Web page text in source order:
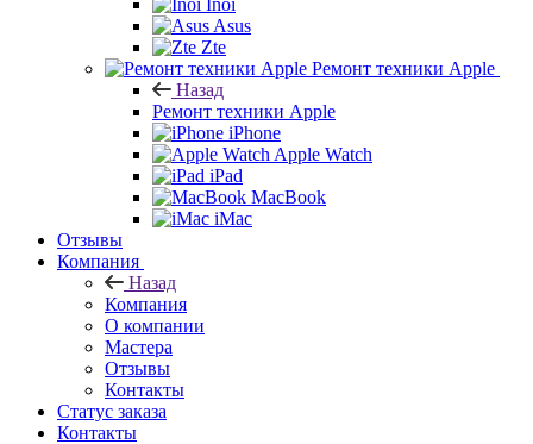
Inoi
Asus
Zte
Ремонт техники Apple
Назад
Ремонт техники Apple
iPhone
Apple Watch
iPad
MacBook
iMac
Отзывы
Компания
Назад
Компания
О компании
Мастера
Отзывы
Контакты
Статус заказа
Контакты